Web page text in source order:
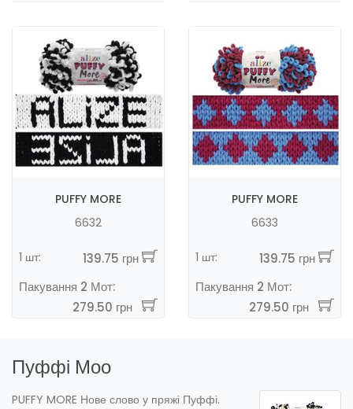
PUFFY MORE
6632
1 шт:
139.75 грн
Пакування 2 Мот:
279.50 грн
PUFFY MORE
6633
1 шт:
139.75 грн
Пакування 2 Мот:
279.50 грн
Пуффі Моо
PUFFY MORE Нове слово у пряжі Пуффі.